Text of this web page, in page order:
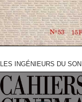
LES INGÉNIEURS DU SON